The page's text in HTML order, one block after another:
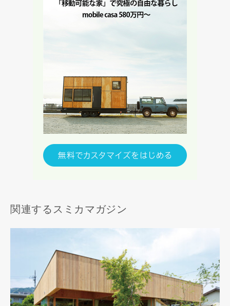
関連するスミカマガジン